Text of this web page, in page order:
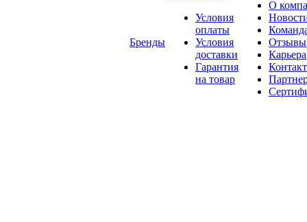
Бренды
Условия
оплаты
Условия
доставки
Гарантия
на товар
О
Отзывы
Карьера